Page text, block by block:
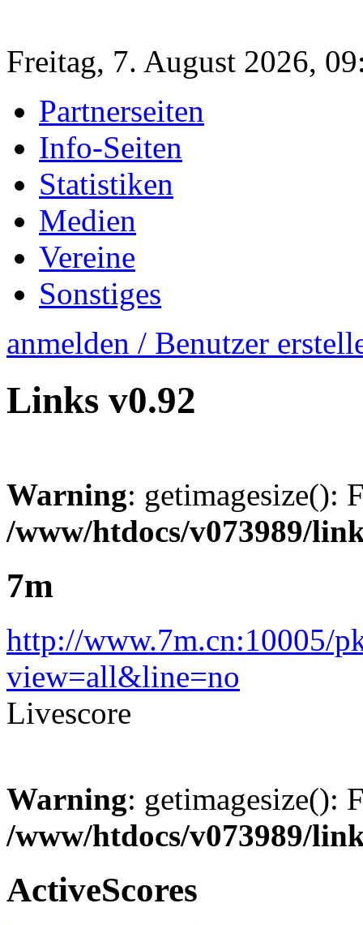
Freitag, 7. August 2026,
Partnerseiten
Info-Seiten
Statistiken
Medien
Vereine
Sonstiges
anmelden / Benutzer
Links v0.92
Warning: getimagesize():
/www/htdocs/v073989/
7m
http://www.7m.cn:10005/
view=all&line=no
Livescore
Warning: getimagesize():
/www/htdocs/v073989/
ActiveScores